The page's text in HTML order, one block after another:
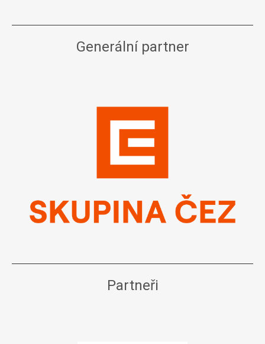
Generální partner
Partneři